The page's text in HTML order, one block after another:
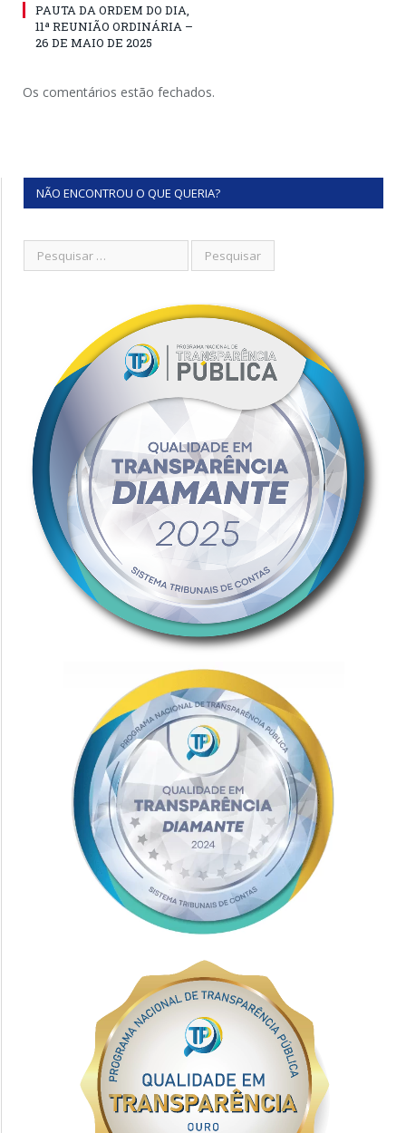
PAUTA DA ORDEM DO DIA,
11ª REUNIÃO ORDINÁRIA –
26 DE MAIO DE 2025
Os comentários estão fechados.
NÃO ENCONTROU O QUE QUERIA?